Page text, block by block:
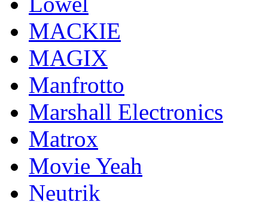
MACKIE
MAGIX
Manfrotto
Marshall Electronics
Matrox
Movie Yeah
Neutrik